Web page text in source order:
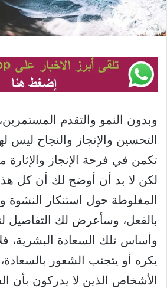
وبدون النمو والتقدم
التحسين والإنجاز والنجاح ليس
تكمن في فرحة الإنجاز والإثارة
لكن لا بد أن أوضح لك أن كل هذه
المغلوطة حول استنكار النشوة
بالفعل، وسأعرض لك التفاصيل
وأساس تلك السعادة البشرية،
يكره أو يتجنب الشعور
الأشخاص الذين لا يدركون بأن